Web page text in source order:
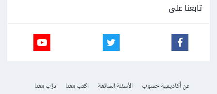
تابعنا على
عن أكاديمية حسوب الأسئلة الشائعة اكتب معنا
درّب معنا